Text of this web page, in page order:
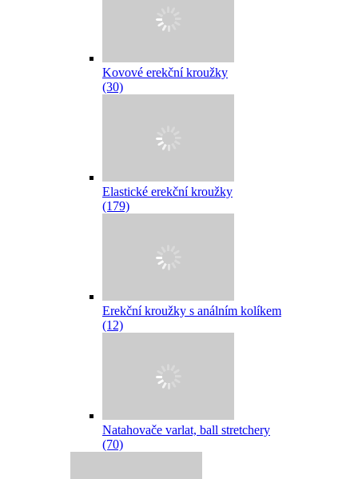
Kovové erekční kroužky
(30)
Elastické erekční kroužky
(179)
Erekční kroužky s análním kolíkem
(12)
Natahovače varlat, ball stretchery
(70)